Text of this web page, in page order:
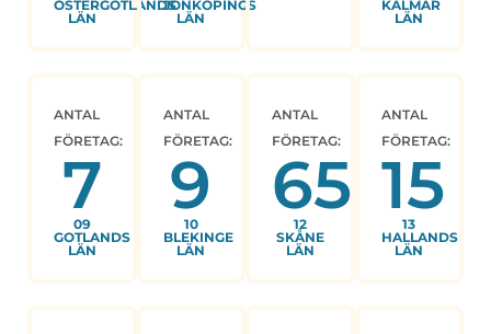
ÖSTERGÖTLANDS
LÄN
JÖNKÖPINGS
LÄN
KALMAR
LÄN
ANTAL
FÖRETAG:
7
09
GOTLANDS
LÄN
ANTAL
FÖRETAG:
9
10
BLEKINGE
LÄN
ANTAL
FÖRETAG:
65
12
SKÅNE
LÄN
ANTAL
FÖRETAG:
15
13
HALLANDS
LÄN